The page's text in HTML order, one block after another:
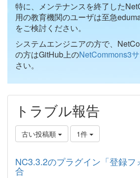
特に、メンテナンスを終了した
用の教育機関のユーザは至急
をご検討ください。
システムエンジニアの方で、
の方はGitHub上のNetCommons3
さい。
トラブル報告
古い投稿順 1件
NC3.3.2のプラグイン「登録フ
合